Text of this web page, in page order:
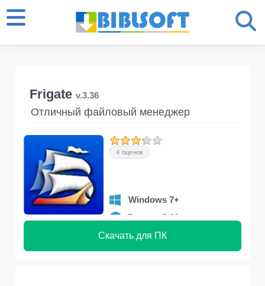
Frigate v.3.36
Отличный файловый менеджер
4 оценок
Windows 7+
Версия 3.36
Скачать для ПК